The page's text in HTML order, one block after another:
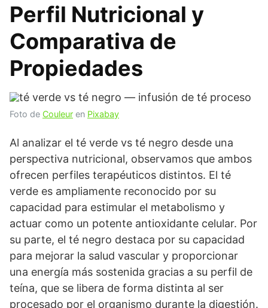
Perfil Nutricional y
Comparativa de
Propiedades
Foto de Couleur en Pixabay
Al analizar el té verde vs té negro desde una
perspectiva nutricional, observamos que ambos
ofrecen perfiles terapéuticos distintos. El té
verde es ampliamente reconocido por su
capacidad para estimular el metabolismo y
actuar como un potente antioxidante celular. Por
su parte, el té negro destaca por su capacidad
para mejorar la salud vascular y proporcionar
una energía más sostenida gracias a su perfil de
teína, que se libera de forma distinta al ser
procesado por el organismo durante la digestión.